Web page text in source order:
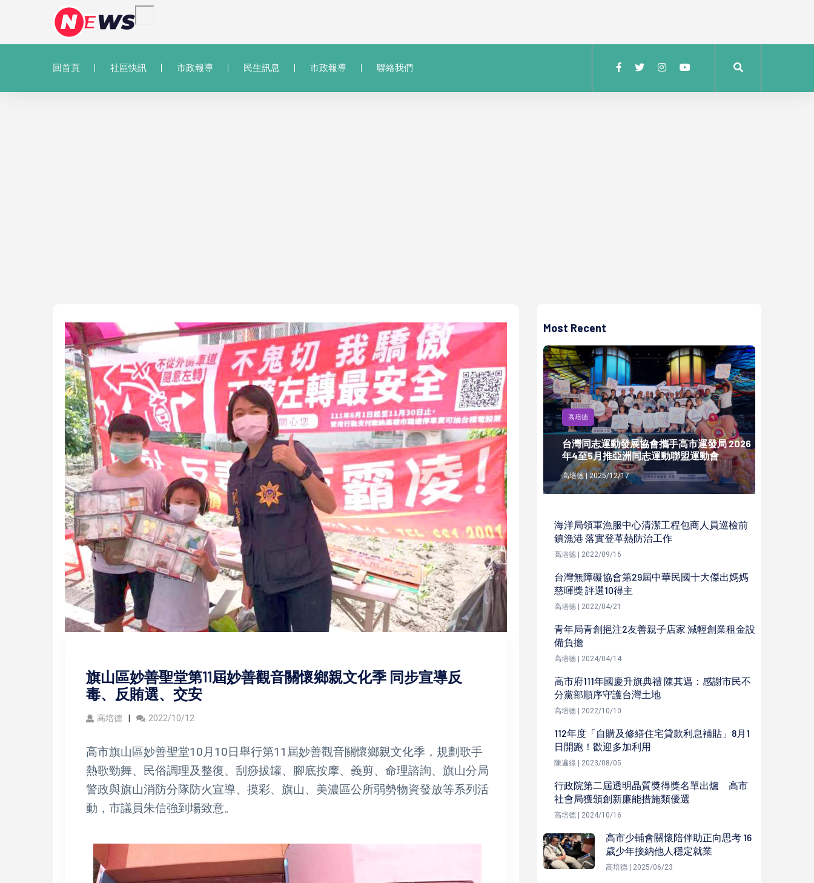
回首頁 社區快訊 市政報導 民生訊息 市政報導 聯絡我們
旗山區妙善聖堂第11屆妙善觀音關懷鄉親文化季 同步宣導反
毒、反賄選、交安
高培德 2022/10/12
高市旗山區妙善聖堂10月10日舉行第11屆妙善觀音關懷鄉親文化季，規劃歌手
熱歌勁舞、民俗調理及整復、刮痧拔罐、腳底按摩、義剪、命理諮詢、旗山分局
警政與旗山消防分隊防火宣導、摸彩、旗山、美濃區公所弱勢物資發放等系列活
動，市議員朱信強到場致意。
Most Recent
高培德
台灣同志運動發展協會攜手高市運發局 2026
年4至5月推亞洲同志運動聯盟運動會
高培德 | 2025/12/17
海洋局領軍漁服中心清潔工程包商人員巡檢前
鎮漁港 落實登革熱防治工作
高培德 | 2022/09/16
台灣無障礙協會第29屆中華民國十大傑出媽媽
慈暉獎 評選10得主
高培德 | 2022/04/21
青年局青創挹注2友善親子店家 減輕創業租金設
備負擔
高培德 | 2024/04/14
高市府111年國慶升旗典禮 陳其邁：感謝市民不
分黨部順序守護台灣土地
高培德 | 2022/10/10
112年度「自購及修繕住宅貸款利息補貼」8月1
日開跑！歡迎多加利用
陳遍綠 | 2023/08/05
行政院第二屆透明晶質獎得獎名單出爐 高市
社會局獲頒創新廉能措施類優選
高培德 | 2024/10/16
高市少輔會關懷陪伴助正向思考 16
歲少年接納他人穩定就業
高培德 | 2025/06/23